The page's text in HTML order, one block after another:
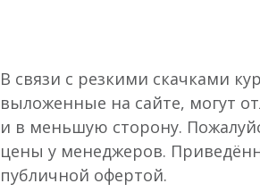
В связи с резкими скачками
выложенные на сайте, могут
и в меньшую сторону.
цены у менеджеров.
публичной офертой.